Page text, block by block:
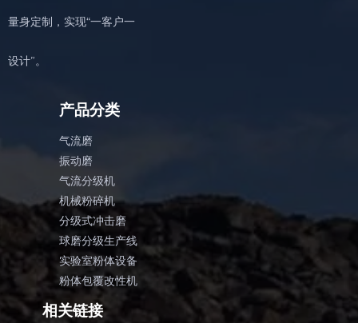
量身定制，实现“一客户一
设计”。
产品分类
气流磨
振动磨
气流分级机
机械粉碎机
分级式冲击磨
球磨分级生产线
实验室粉体设备
粉体包覆改性机
相关链接